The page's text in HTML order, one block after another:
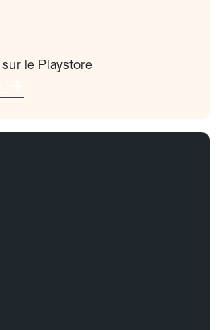
le Playstore